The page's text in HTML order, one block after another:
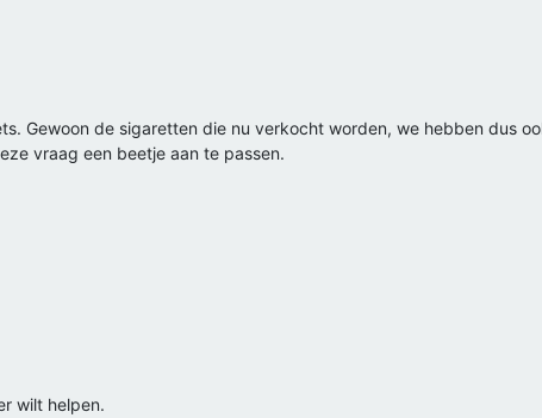
Gewoon de sigaretten die nu verkocht worden, we hebben dus
vraag een beetje aan te passen.
wilt helpen.